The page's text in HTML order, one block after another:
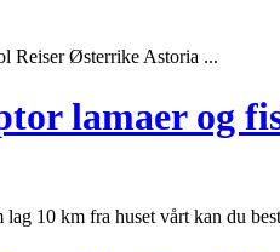
Reiser Østerrike Astoria ...
lamaer og
lag 10 km fra huset vårt kan du